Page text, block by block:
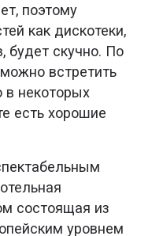
поэтому
как дискотеки,
будет скучно. По
встретить
некоторых
есть хорошие
состоящая из
уровнем